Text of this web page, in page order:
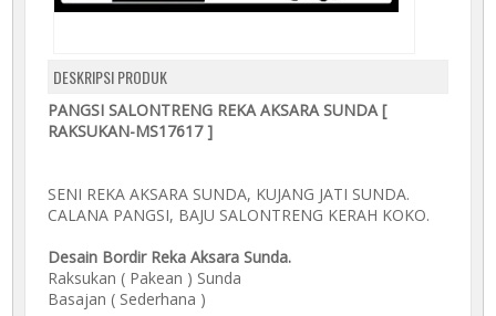
DESKRIPSI PRODUK
PANGSI SALONTRENG REKA AKSARA SUNDA [
RAKSUKAN-MS17617 ]
SENI REKA AKSARA SUNDA, KUJANG JATI SUNDA.
CALANA PANGSI, BAJU SALONTRENG KERAH KOKO.
Desain Bordir Reka Aksara Sunda.
Raksukan ( Pakean ) Sunda
Basajan ( Sederhana )